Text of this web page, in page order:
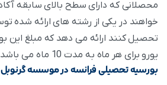
محصلانی که دارای سطح بالای سابقه
خواهند در یکی از رشته های ارائه شده
یورو برای هر ماه به مدت 10 ماه می باشد.
بورسیه تحصیلی فرانسه در موسسه گرنوبل